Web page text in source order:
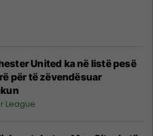
United ka në listë pesë
për të zëvendësuar
League